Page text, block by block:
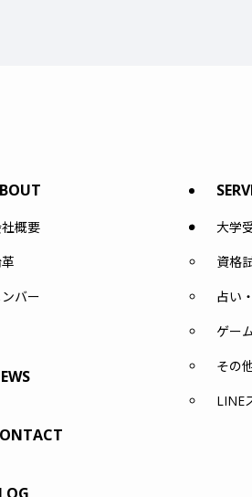
概要
ンバー
大学
資格
占い
ゲー
その
LINE